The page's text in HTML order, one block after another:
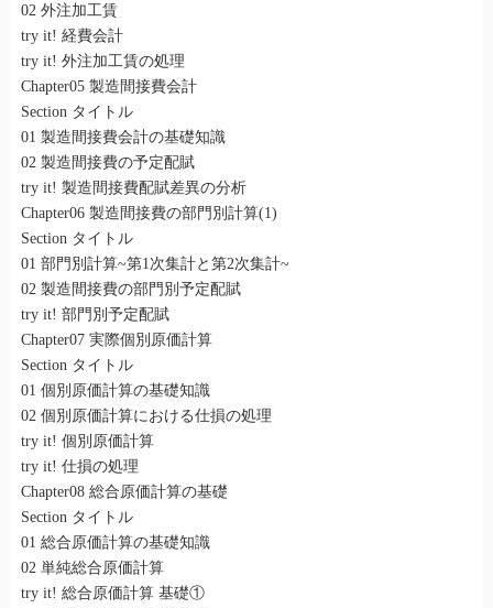
02 外注加工賃
try it! 経費会計
try it! 外注加工賃の処理
Chapter05 製造間接費会計
Section タイトル
01 製造間接費会計の基礎知識
02 製造間接費の予定配賦
try it! 製造間接費配賦差異の分析
Chapter06 製造間接費の部門別計算(1)
Section タイトル
01 部門別計算~第1次集計と第2次集計~
02 製造間接費の部門別予定配賦
try it! 部門別予定配賦
Chapter07 実際個別原価計算
Section タイトル
01 個別原価計算の基礎知識
02 個別原価計算における仕損の処理
try it! 個別原価計算
try it! 仕損の処理
Chapter08 総合原価計算の基礎
Section タイトル
01 総合原価計算の基礎知識
02 単純総合原価計算
try it! 総合原価計算 基礎①